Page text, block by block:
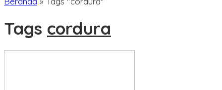
Tags cordura